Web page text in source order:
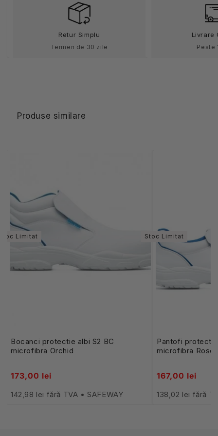
BM
microfibra
Dale
Retur Simplu
Termen de 30 zile
Livrare
Peste
Produse similare
Limitat
Bocanci protectie albi S2 BC
microfibra Orchid
173,00 lei
142,98 lei fără TVA • SAFEWAY
Stoc Limitat
Pantofi
microfibra Rose
167,00 lei
138,02 lei fără